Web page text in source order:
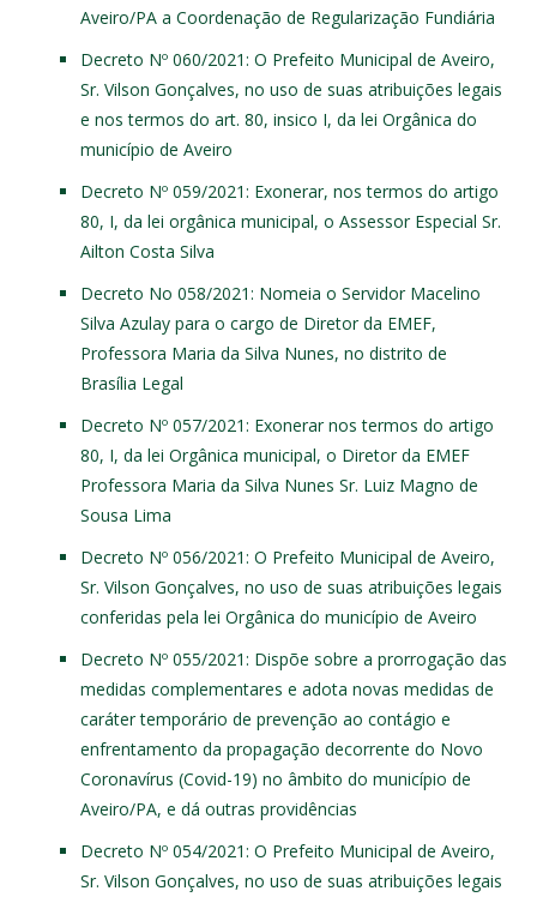
Aveiro/PA a Coordenação de Regularização Fundiária
Decreto Nº 060/2021: O Prefeito Municipal de Aveiro,
Sr. Vilson Gonçalves, no uso de suas atribuições legais
e nos termos do art. 80, insico I, da lei Orgânica do
município de Aveiro
Decreto Nº 059/2021: Exonerar, nos termos do artigo
80, I, da lei orgânica municipal, o Assessor Especial Sr.
Ailton Costa Silva
Decreto No 058/2021: Nomeia o Servidor Macelino
Silva Azulay para o cargo de Diretor da EMEF,
Professora Maria da Silva Nunes, no distrito de
Brasília Legal
Decreto Nº 057/2021: Exonerar nos termos do artigo
80, I, da lei Orgânica municipal, o Diretor da EMEF
Professora Maria da Silva Nunes Sr. Luiz Magno de
Sousa Lima
Decreto Nº 056/2021: O Prefeito Municipal de Aveiro,
Sr. Vilson Gonçalves, no uso de suas atribuições legais
conferidas pela lei Orgânica do município de Aveiro
Decreto Nº 055/2021: Dispõe sobre a prorrogação das
medidas complementares e adota novas medidas de
caráter temporário de prevenção ao contágio e
enfrentamento da propagação decorrente do Novo
Coronavírus (Covid-19) no âmbito do município de
Aveiro/PA, e dá outras providências
Decreto Nº 054/2021: O Prefeito Municipal de Aveiro,
Sr. Vilson Gonçalves, no uso de suas atribuições legais